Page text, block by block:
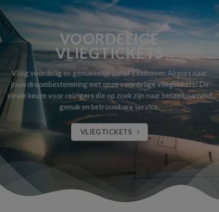
VOORDELIGE
VLIEGTICKETS
Vlieg voordelig en gemakkelijk vanaf Eindhoven Airport naar
jouw droombestemming met onze voordelige vliegtickets! De
ideale keuze voor reizigers die op zoek zijn naar betaalbaarheid,
gemak en betrouwbare service.
VLIEGTICKETS